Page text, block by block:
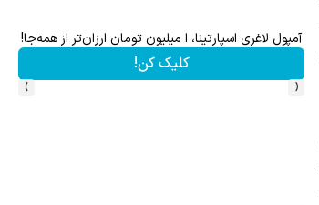
۱ میلیارد اعتبار خرید طلا | بدون ضامن و چک
کلیک کن!
‹
›